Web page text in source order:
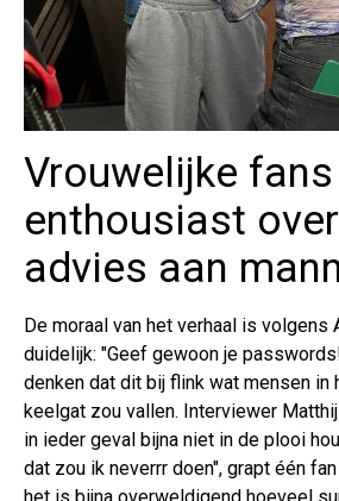
Vrouwelijke
enthousiast
advies aan
De moraal van het verhaal is volgens
duidelijk: "Geef gewoon je
denken dat dit bij flink wat mensen in
keelgat zou vallen. Interviewer
in ieder geval bijna niet in de plooi
dat zou ik neverrr doen", grapt één